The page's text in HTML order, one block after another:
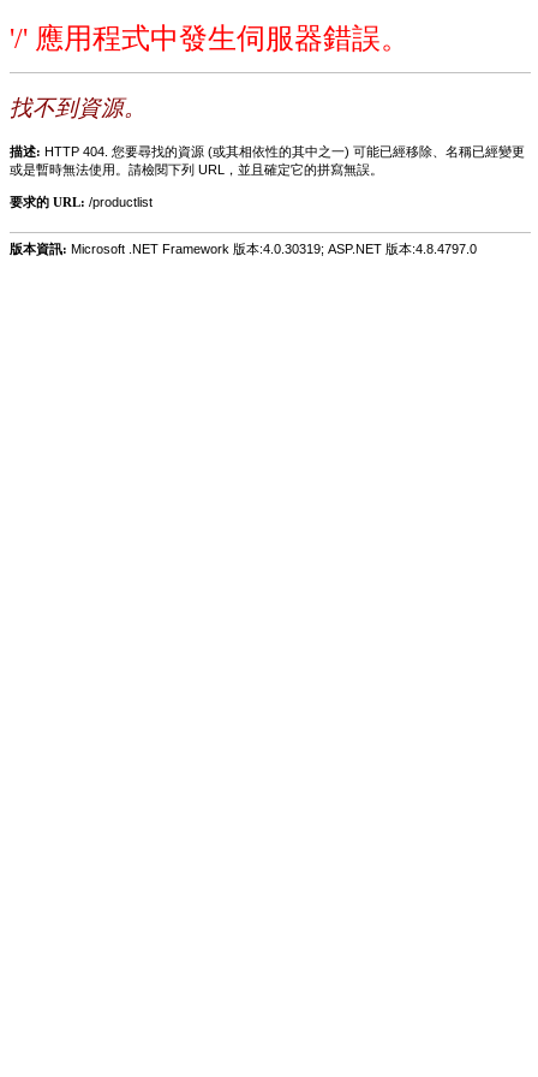
'/' 應用程式中發生伺服器錯誤。
找不到資源。
描述: HTTP 404. 您要尋找的資源 (或其相依性的其中之一) 可能已經移除、名稱已經變更
或是暫時無法使用。請檢閱下列 URL，並且確定它的拼寫無誤。
要求的 URL: /productlist
版本資訊: Microsoft .NET Framework 版本:4.0.30319; ASP.NET 版本:4.8.4797.0